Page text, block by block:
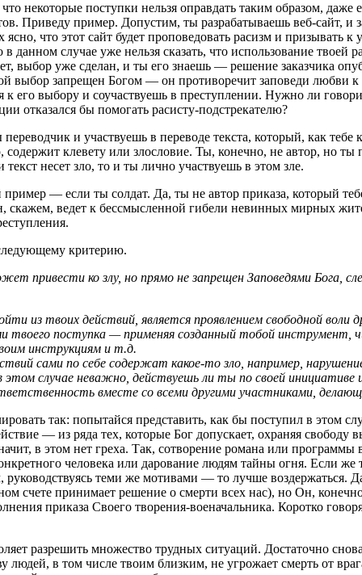
некоторые поступки нельзя оправдать таким образом, даже
Приведу пример. Допустим, ты разрабатываешь веб-сайт, и
что этот сайт будет проповедовать расизм и призывать к
данном случае уже нельзя сказать, что использование твоей
выбор уже сделан, и ты его знаешь — решение заказчика
выбор запрещен Богом — он противоречит заповеди любви к
к его выбору и соучаствуешь в преступлении. Нужно ли
отказался бы помогать расисту-подстрекателю?
и участвуешь в переводе текста, который, как тебе
клевету или злословие. Ты, конечно, не автор, но ты
несет зло, то и ты лично участвуешь в этом зле.
пример — если ты солдат. Да, ты не автор приказа, который
скажем, ведет к бессмысленной гибели невинных мирных
критерию.
привести ко злу, но прямо не запрещен Заповедями Бога,
из твоих действий, является проявлением свободной воли
твоего поступка — применяя созданный тобой инструмент,
инструкциям и т.д.
сами по себе содержат какое-то зло, например,
случае неважно, действуешь ли ты по своей инициативе
вместе со всеми другими участниками,
так: попытайся представить, как бы поступил в этом
— из ряда тех, которые Бог допускает, охраняя свободу
в этом нет греха. Так, сотворение романа или программы
человека или дарование людям тайны огня. Если же
теми же мотивами — то лучше воздержаться.
счете принимает решение о смерти всех нас), но Он, конечно
приказа Своего творения-военачальника. Коротко
разрешить множество трудных ситуаций. Достаточно
людей, в том числе твоим близким, не угрожает смерть от